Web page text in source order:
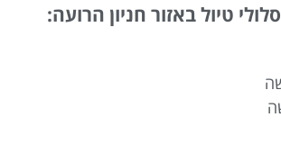
טיול באזור חניון הרועה: